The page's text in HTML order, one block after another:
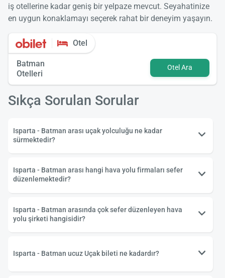
iş otellerine kadar geniş bir yelpaze mevcut. Seyahatinize
en uygun konaklamayı seçerek rahat bir deneyim yaşayın.
Otel
Batman
Otelleri
Otel Ara
Sıkça Sorulan Sorular
Isparta - Batman arası uçak yolculuğu ne kadar
sürmektedir?
Isparta - Batman arası hangi hava yolu firmaları sefer
düzenlemektedir?
Isparta - Batman arasında çok sefer düzenleyen hava
yolu şirketi hangisidir?
Isparta - Batman ucuz Uçak bileti ne kadardır?